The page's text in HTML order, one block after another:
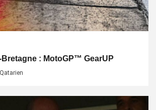
Bretagne : MotoGP™ GearUP
Qatarien